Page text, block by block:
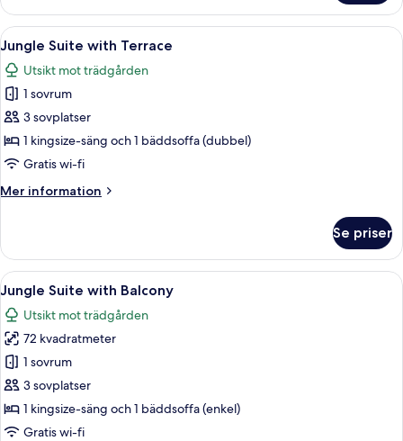
Floor
Master
Suite
Öppna
alla
foton
för
Jungle
Suite
with
Ett sovrum med en stor säng,
4
Jungle Suite with Terrace
Utsikt mot trädgården
1 sovrum
3 sovplatser
1 kingsize-säng och 1 bäddsoffa (dubbel)
Gratis wi-fi
Mer information
Mer
Suite
with
Terrace
Se priser
Öppna
alla
foton
för
Jungle
Suite
with
Balcony
Ett sovrum med en säng, ett
4
Jungle Suite with Balcony
Utsikt mot trädgården
72 kvadratmeter
1 sovrum
3 sovplatser
1 kingsize-säng och 1 bäddsoffa (enkel)
Gratis wi-fi